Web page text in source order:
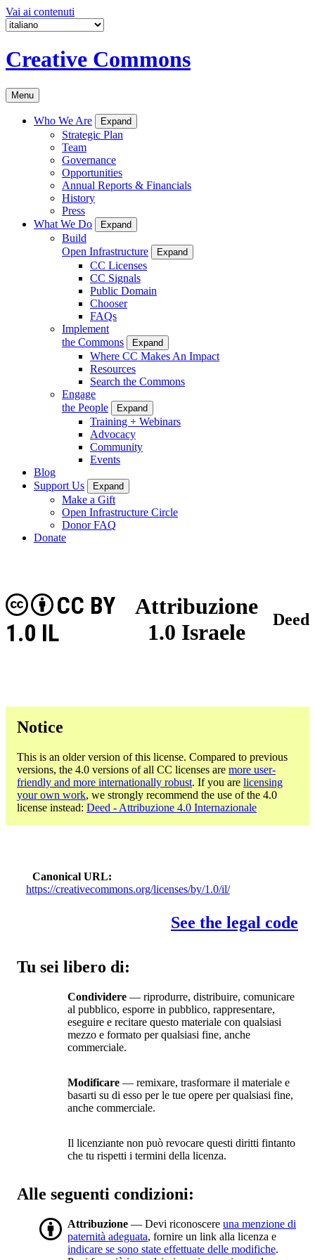
Vai ai contenuti
Creative Commons
Menu
Who We Are Expand
Strategic Plan
Team
Governance
Opportunities
Annual Reports & Financials
History
Press
What We Do
Expand
Build
Open Infrastructure
Expand
CC Licenses
CC Signals
Public Domain
Chooser
FAQs
Implement
the Commons
Expand
Where CC Makes An Impact
Resources
Search the Commons
Engage
the People
Expand
Training + Webinars
Advocacy
Community
Events
Blog
Support Us
Expand
Make a Gift
Open Infrastructure Circle
Donor FAQ
Donate
Attribuzione
1.0 Israele
CC BY
1.0 IL
Deed
Notice
This is an older version of this license. Compared to previous
versions, the 4.0 versions of all CC licenses are more user-
friendly and more internationally robust. If you are licensing
your own work, we strongly recommend the use of the 4.0
license instead: Deed - Attribuzione 4.0 Internazionale
Canonical URL
https://creativecommons.org/licenses/by/1.0/il/
See the legal code
Tu sei libero di:
Condividere — riprodurre, distribuire, comunicare
al pubblico, esporre in pubblico, rappresentare,
eseguire e recitare questo materiale con qualsiasi
mezzo e formato per qualsiasi fine, anche
commerciale.
Modificare — remixare, trasformare il materiale e
basarti su di esso per le tue opere per qualsiasi fine,
anche commerciale.
Il licenziante non può revocare questi diritti fintanto
che tu rispetti i termini della licenza.
Alle seguenti condizioni:
Attribuzione — Devi riconoscere una menzione di
paternità adeguata, fornire un link alla licenza e
indicare se sono state effettuate delle modifiche.